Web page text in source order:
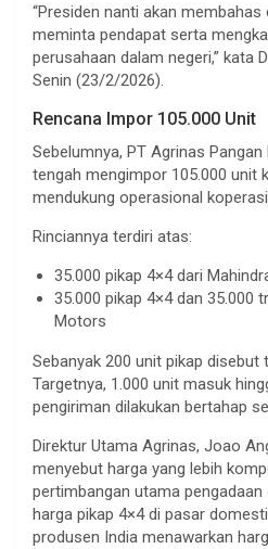
“Presiden nanti akan
meminta pendapat serta
perusahaan dalam negeri,” kata
Senin (23/2/2026).
Rencana Impor 105.000 Unit
Sebelumnya, PT Agrinas
tengah mengimpor 105.000 unit
mendukung operasional
Rinciannya terdiri atas:
35.000 pikap 4×4 dari
35.000 pikap 4×4 dan 35.000
Motors
Sebanyak 200 unit pikap disebut
Targetnya, 1.000 unit masuk
pengiriman dilakukan bertahap
Direktur Utama Agrinas, Joao
menyebut harga yang lebih
pertimbangan utama pengadaan
harga pikap 4×4 di pasar
produsen India menawarkan